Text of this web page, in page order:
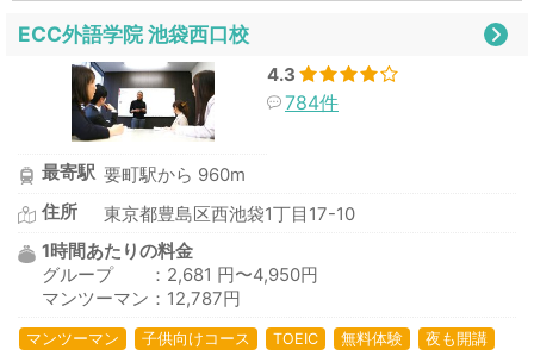
ECC外語学院 池袋西口校
4.3
784件
最寄駅 要町駅から 960m
住所
東京都豊島区西池袋1丁目17-10
1時間あたりの料金
グループ ：2,681 円〜4,950円
マンツーマン：12,787円
マンツーマン 子供向けコース TOEIC 無料体験
夜も開講